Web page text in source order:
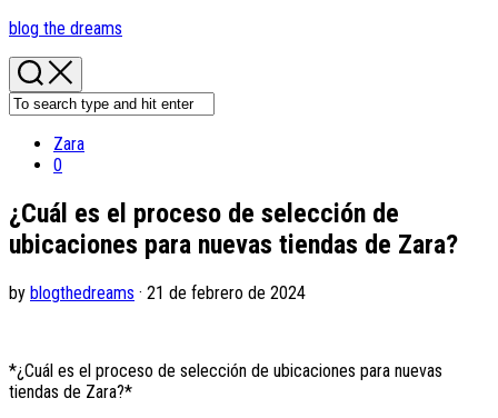
Skip
content
blog the dreams
Zara
0
¿Cuál es el proceso de selección de
ubicaciones para nuevas tiendas de Zara?
by blogthedreams · 21 de febrero de 2024
*¿Cuál es el proceso de selección de ubicaciones para nuevas
tiendas de Zara?*